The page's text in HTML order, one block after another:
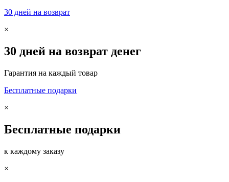
30 дней на возврат
×
30 дней на возврат денег
Гарантия на каждый товар
Бесплатные подарки
×
Бесплатные подарки
к каждому заказу
×